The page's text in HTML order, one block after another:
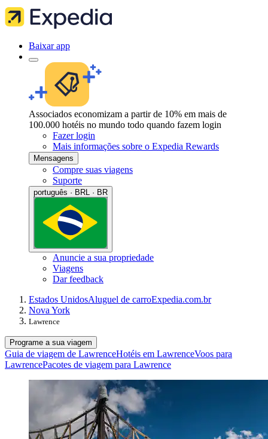
Baixar app
Associados economizam a partir de 10% em mais de
100.000 hotéis no mundo todo quando fazem login
Fazer login
Mais informações sobre o Expedia Rewards
Mensagens
Compre suas viagens
Suporte
português · BRL · BR
Anuncie a sua propriedade
Viagens
Dar feedback
Estados UnidosAluguel de carroExpedia.com.br
Nova York
Lawrence
Programe a sua viagem
Guia de viagem de LawrenceHotéis em LawrenceVoos para
LawrencePacotes de viagem para Lawrence